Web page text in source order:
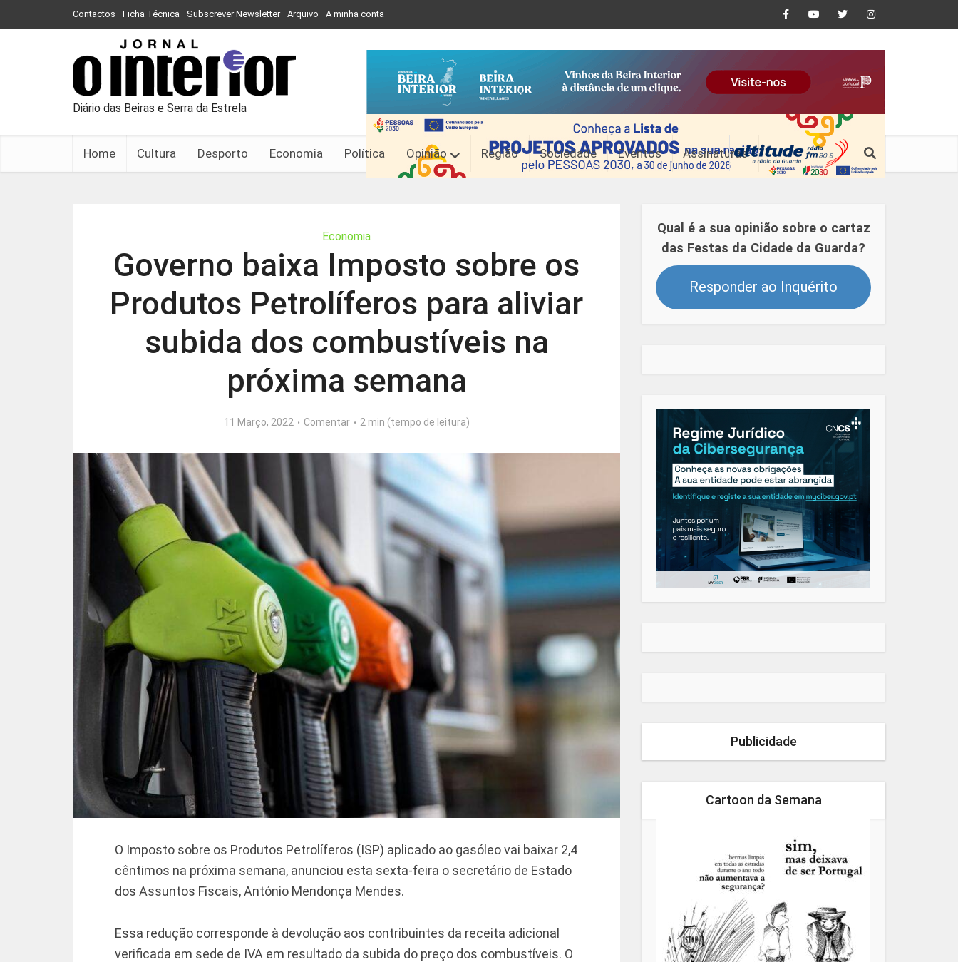
Contactos Ficha Técnica Subscrever Newsletter Arquivo A minha conta
Diário das Beiras e Serra da Estrela
Home Cultura Desporto Economia Política Opinião Região Sociedade Eventos Assinaturas
Economia
Governo baixa Imposto sobre os
Produtos Petrolíferos para aliviar
subida dos combustíveis na
próxima semana
11 Março, 2022 Comentar 2 min (tempo de leitura)
O Imposto sobre os Produtos Petrolíferos (ISP) aplicado ao gasóleo vai baixar 2,4
cêntimos na próxima semana, anunciou esta sexta-feira o secretário de Estado
dos Assuntos Fiscais, António Mendonça Mendes.
Essa redução corresponde à devolução aos contribuintes da receita adicional
verificada em sede de IVA em resultado da subida do preço dos combustíveis. O
Qual é a sua opinião sobre o cartaz
das Festas da Cidade da Guarda?
Responder ao Inquérito
Publicidade
Cartoon da Semana